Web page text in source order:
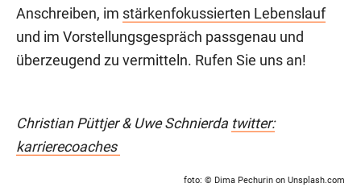
Anschreiben, im stärkenfokussierten Lebenslauf
und im Vorstellungsgespräch passgenau und
überzeugend zu vermitteln. Rufen Sie uns an!
Christian Püttjer & Uwe Schnierda twitter:
karrierecoaches
foto: © Dima Pechurin on Unsplash.com